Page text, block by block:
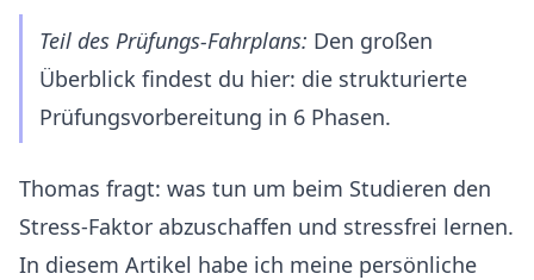
Teil des Prüfungs-Fahrplans: Den großen
Überblick findest du hier: die strukturierte
Prüfungsvorbereitung in 6 Phasen.
Thomas fragt: was tun um beim Studieren den
Stress-Faktor abzuschaffen und stressfrei lernen.
In diesem Artikel habe ich meine persönliche